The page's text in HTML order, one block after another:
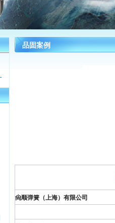
品固案例
尙顺弹簧（上海）有限公司